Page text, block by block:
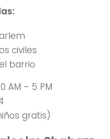
civiles
barrio
AM – 5 PM
gratis)